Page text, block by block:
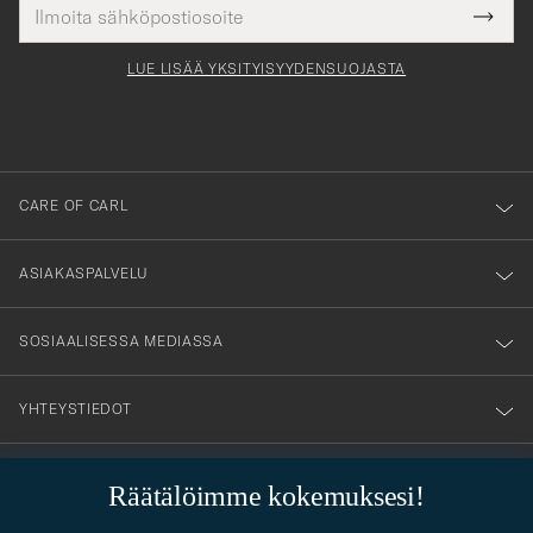
Räätälöimme kokemuksesi!
tieto
Tack
för
dig
till
vårt
nyhetsbrev!
LUE LISÄÄ YKSITYISYYDENSUOJASTA
CARE OF CARL
ASIAKASPALVELU
SOSIAALISESSA MEDIASSA
YHTEYSTIEDOT
PUKEUTUMISNEUVONTA